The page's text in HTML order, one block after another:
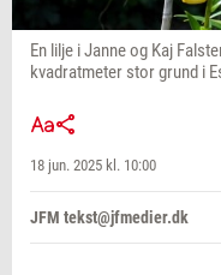
En lilje i Janne og Kaj
kvadratmeter stor grund i
18 jun. 2025 kl. 10:00
JFM tekst@jfmedier.dk